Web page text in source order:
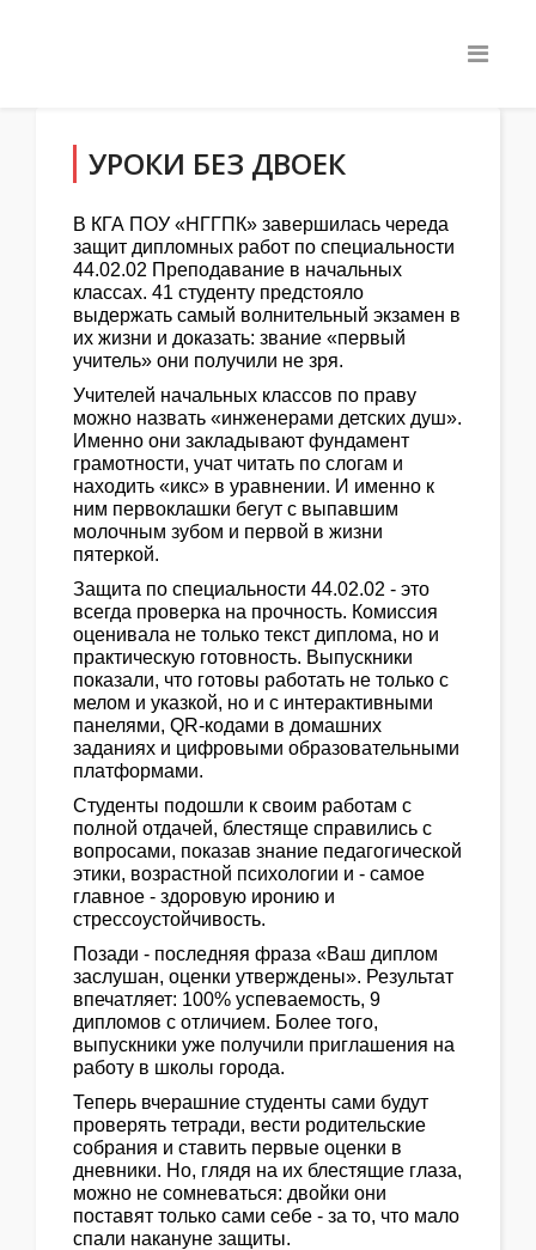
УРОКИ БЕЗ ДВОЕК
В КГА ПОУ «НГГПК» завершилась череда
защит дипломных работ по специальности
44.02.02 Преподавание в начальных
классах. 41 студенту предстояло
выдержать самый волнительный экзамен в
их жизни и доказать: звание «первый
учитель» они получили не зря.
Учителей начальных классов по праву
можно назвать «инженерами детских душ».
Именно они закладывают фундамент
грамотности, учат читать по слогам и
находить «икс» в уравнении. И именно к
ним первоклашки бегут с выпавшим
молочным зубом и первой в жизни
пятеркой.
Защита по специальности 44.02.02 - это
всегда проверка на прочность. Комиссия
оценивала не только текст диплома, но и
практическую готовность. Выпускники
показали, что готовы работать не только с
мелом и указкой, но и с интерактивными
панелями, QR-кодами в домашних
заданиях и цифровыми образовательными
платформами.
Студенты подошли к своим работам с
полной отдачей, блестяще справились с
вопросами, показав знание педагогической
этики, возрастной психологии и - самое
главное - здоровую иронию и
стрессоустойчивость.
Позади - последняя фраза «Ваш диплом
заслушан, оценки утверждены». Результат
впечатляет: 100% успеваемость, 9
дипломов с отличием. Более того,
выпускники уже получили приглашения на
работу в школы города.
Теперь вчерашние студенты сами будут
проверять тетради, вести родительские
собрания и ставить первые оценки в
дневники. Но, глядя на их блестящие глаза,
можно не сомневаться: двойки они
поставят только сами себе - за то, что мало
спали накануне защиты.